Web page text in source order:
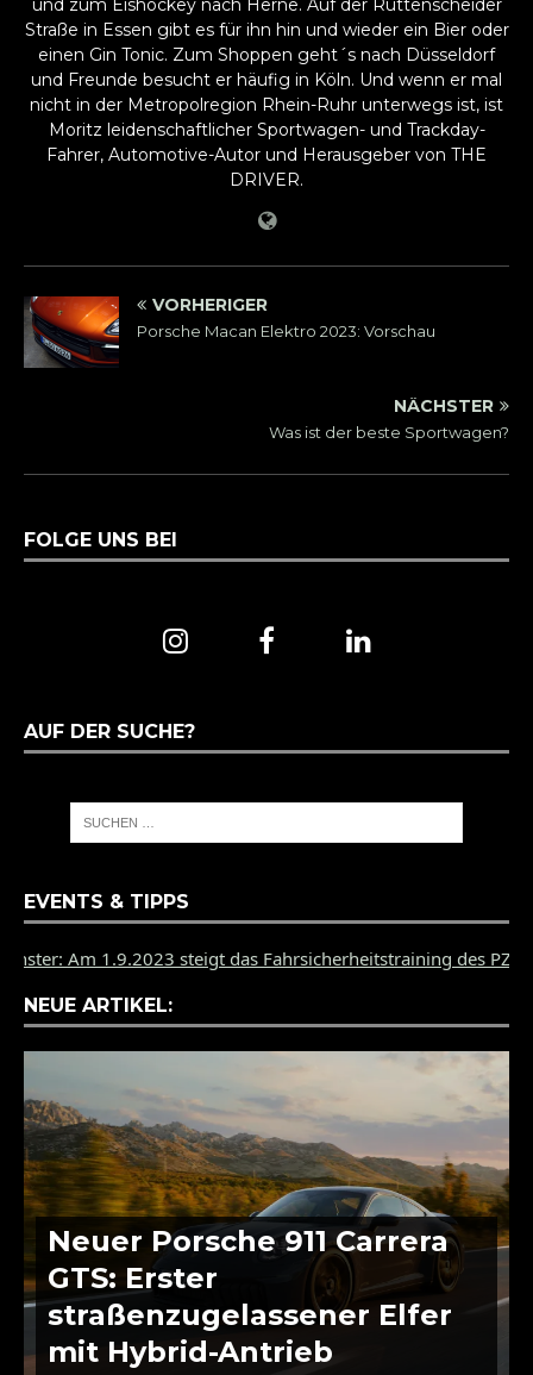
und zum Eishockey nach Herne. Auf der Rüttenscheider
Straße in Essen gibt es für ihn hin und wieder ein Bier oder
einen Gin Tonic. Zum Shoppen geht´s nach Düsseldorf
und Freunde besucht er häufig in Köln. Und wenn er mal
nicht in der Metropolregion Rhein-Ruhr unterwegs ist, ist
Moritz leidenschaftlicher Sportwagen- und Trackday-
Fahrer, Automotive-Autor und Herausgeber von THE
DRIVER.
VORHERIGER
Porsche Macan Elektro 2023: Vorschau
NÄCHSTER
Was ist der beste Sportwagen?
FOLGE UNS BEI
AUF DER SUCHE?
EVENTS & TIPPS
steigt das Fahrsicherheitstraining des PZ Münster auf
NEUE ARTIKEL:
Neuer Porsche 911 Carrera
GTS: Erster
straßenzugelassener Elfer
mit Hybrid-Antrieb